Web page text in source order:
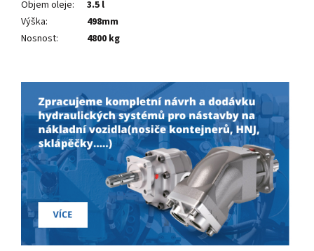
Objem oleje:
3.5 l
Výška:
498mm
Nosnost: 4800 kg